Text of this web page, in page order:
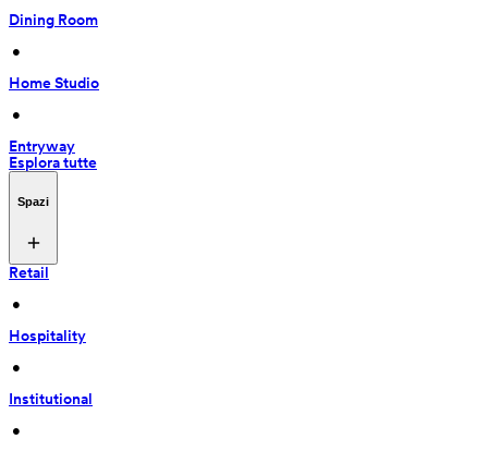
Dining Room
•
Home Studio
•
Entryway
Esplora tutte
Spazi
Retail
•
Hospitality
•
Institutional
•